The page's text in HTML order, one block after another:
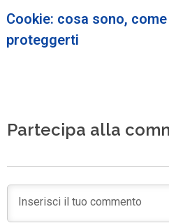
Cookie: cosa sono,
proteggerti
Partecipa alla